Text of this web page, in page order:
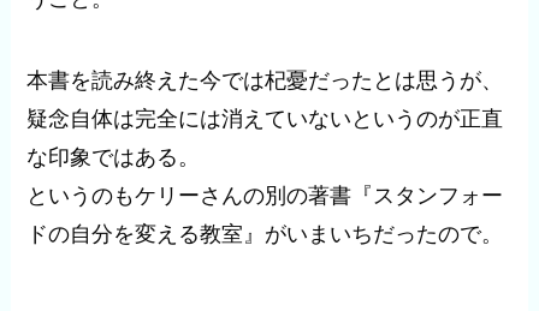
本書を読み終えた今では杞憂だったとは思うが、
疑念自体は完全には消えていないというのが正直
な印象ではある。
というのもケリーさんの別の著書『スタンフォー
ドの自分を変える教室』がいまいちだったので。